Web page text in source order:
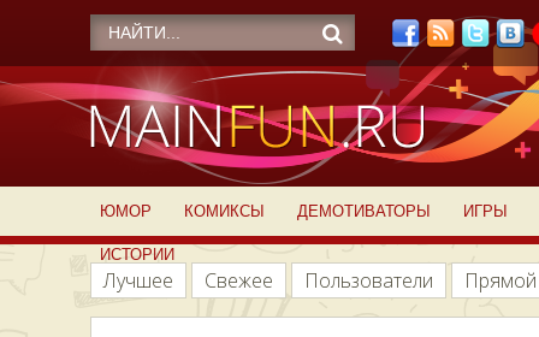
ЮМОР КОМИКСЫ ДЕМОТИВАТОРЫ ИГРЫ
ИСТОРИИ
Лучшее Свежее Пользователи